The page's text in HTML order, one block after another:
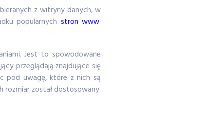
z witryny danych, w
popularnych stron www.
Jest to spowodowane
przeglądają znajdujące się
pod uwagę, które z nich są
rozmiar został dostosowany.